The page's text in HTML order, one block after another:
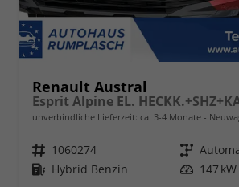
Renault Austral
unverbindliche Lieferzeit: ca. 3-4 Monate
Fahrzeugnr. 1060274 Getriebe
Kraftstoff Hybrid Benzin Leistung 147 kW